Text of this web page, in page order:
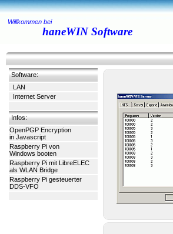
Willkommen bei
haneWIN Software
Software:
LAN
Internet Server
Infos:
OpenPGP Encryption
in Javascript
Raspberry Pi von
Windows booten
Raspberry Pi mit LibreELEC
als WLAN Bridge
Raspberry Pi gesteuerter
DDS-VFO